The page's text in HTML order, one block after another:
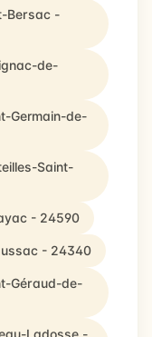
Bersac -
de-
Germain-de-
Saint-
- 24590
- 24340
Géraud-de-
Ladosse -